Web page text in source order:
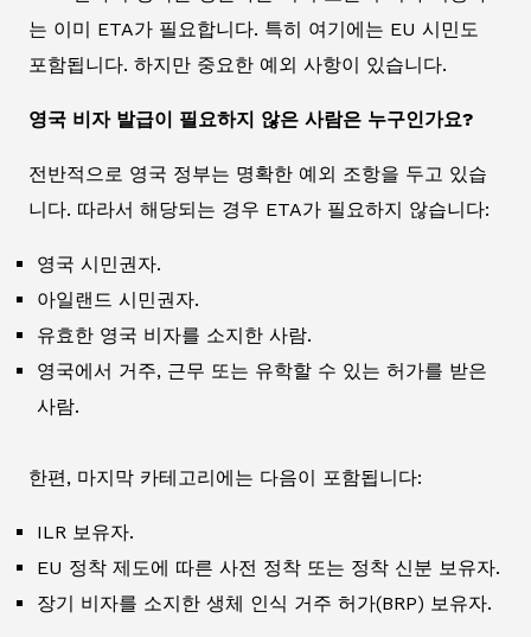
는 이미 ETA가 필요합니다. 특히 여기에는 EU 시민도
포함됩니다. 하지만 중요한 예외 사항이 있습니다.
영국 비자 발급이 필요하지 않은 사람은 누구인가요?
전반적으로 영국 정부는 명확한 예외 조항을 두고 있습
니다. 따라서 해당되는 경우 ETA가 필요하지 않습니다:
영국 시민권자.
아일랜드 시민권자.
유효한 영국 비자를 소지한 사람.
영국에서 거주, 근무 또는 유학할 수 있는 허가를 받은
사람.
한편, 마지막 카테고리에는 다음이 포함됩니다:
ILR 보유자.
EU 정착 제도에 따른 사전 정착 또는 정착 신분 보유자.
장기 비자를 소지한 생체 인식 거주 허가(BRP) 보유자.